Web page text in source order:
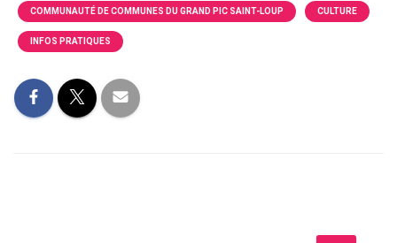
COMMUNAUTÉ DE COMMUNES DU GRAND PIC SAINT-LOUP CULTURE
INFOS PRATIQUES